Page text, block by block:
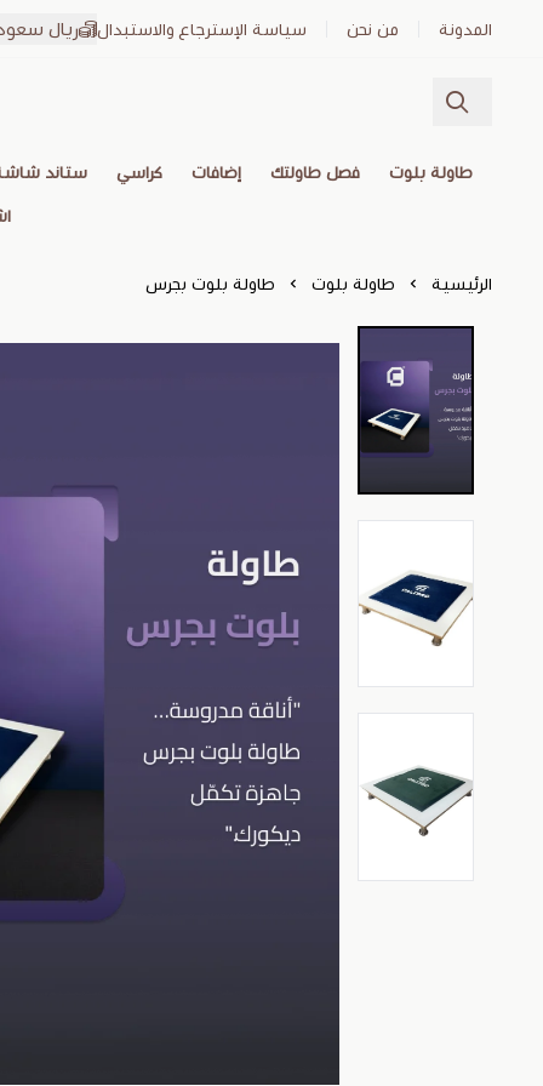
المدونة من نحن سياسة الإسترجاع والاستبدال ريال
طاولة بلوت فصل طاولتك إضافات كراسي ستاند
الرئيسية طاولة بلوت طاولة بلوت بجرس